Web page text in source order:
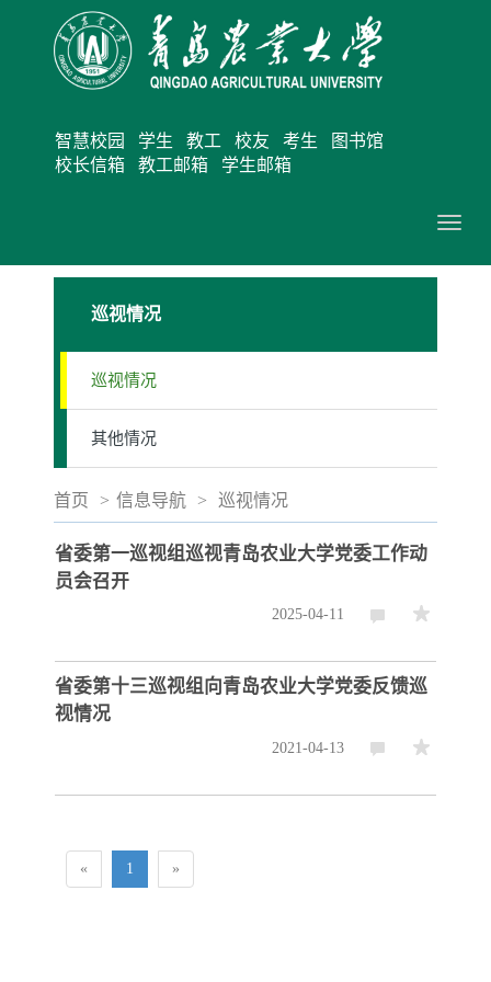
智慧校园 学生 教工 校友 考生
图书馆
校长信箱
教工邮箱 学生邮箱
切
换
巡视情况
巡视情况
其他情况
首页 > 信息导航 > 巡视情况
省委第一巡视组巡视青岛农业大学党委工作动
员会召开
2025-04-11
省委第十三巡视组向青岛农业大学党委反馈巡
视情况
2021-04-13
« 1 »